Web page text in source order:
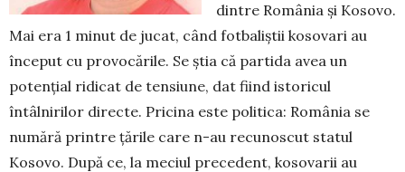
dintre România și Kosovo.
Mai era 1 minut de jucat, când fotbaliștii kosovari au
început cu provocările. Se știa că partida avea un
potențial ridicat de tensiune, dat fiind istoricul
întâlnirilor directe. Pricina este politica: România se
numără printre țările care n-au recunoscut statul
Kosovo. După ce, la meciul precedent, kosovarii au